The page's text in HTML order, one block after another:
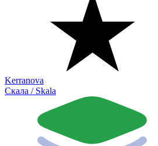
Kerranova
Скала / Skala